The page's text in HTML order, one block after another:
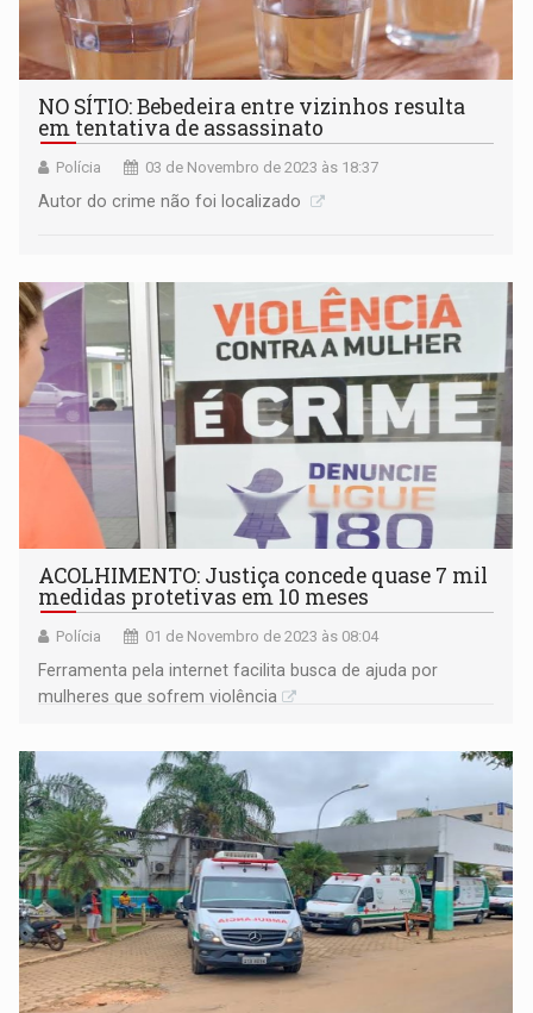
NO SÍTIO: Bebedeira entre vizinhos resulta
em tentativa de assassinato
Polícia 03 de Novembro de 2023 às 18:37
Autor do crime não foi localizado
ACOLHIMENTO: Justiça concede quase 7 mil
medidas protetivas em 10 meses
Polícia 01 de Novembro de 2023 às 08:04
Ferramenta pela internet facilita busca de ajuda por
mulheres que sofrem violência